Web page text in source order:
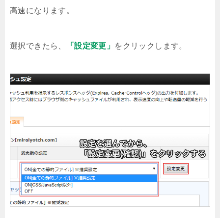
高速になります。
選択できたら、 「設定変更」 をクリックします。